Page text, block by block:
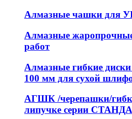
Алмазные чашки для
Алмазные
работ
Алмазные гибкие
100 мм для сухой
АГШК /черепашки/
липучке серии